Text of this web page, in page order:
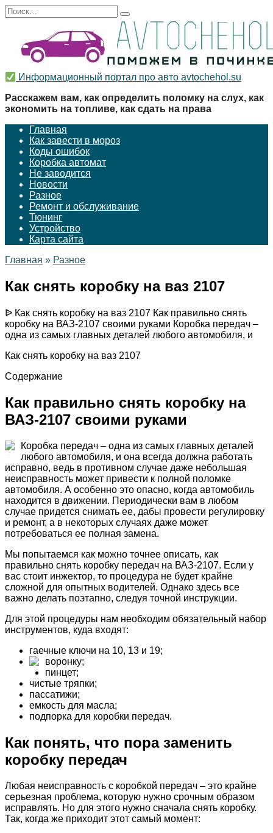
Перейти
к
содержанию
Search
for:
Информационный портал про авто avtochehol.su
Расскажем вам, как определить поломку на слух, как
экономить на топливе, как сдать на права
Главная
Как завести в мороз
Коды ошибок
Коробка автомат
Не заводится
Новости
Разное
Ремонт и обслуживание
Тюнинг
Устройство
Карта сайта
Главная » Разное
Как снять коробку на ваз 2107
ᐉ Как снять коробку на ваз 2107 Как правильно снять
коробку на ВАЗ-2107 своими руками Коробка передач –
одна из самых главных деталей любого автомобиля, и
Как снять коробку на ваз 2107
Содержание
Как правильно снять коробку на
ВАЗ-2107 своими руками
Коробка передач – одна из самых главных деталей
любого автомобиля, и она всегда должна работать
исправно, ведь в противном случае даже небольшая
неисправность может привести к полной поломке
автомобиля. А особенно это опасно, когда автомобиль
находится в движении. Периодически вам в любом
случае придется снимать ее, дабы провести регулировку
и ремонт, а в некоторых случаях даже может
потребоваться ее полная замена.
Мы попытаемся как можно точнее описать, как
правильно снять коробку передач на ВАЗ-2107. Если у
вас стоит инжектор, то процедура не будет крайне
сложной для опытных водителей. Однако здесь все
важно делать поэтапно, следуя точной инструкции.
Для этой процедуры нам необходим обязательный набор
инструментов, куда входят:
гаечные ключи на 10, 13 и 19;
воронку;
пинцет;
чистые тряпки;
пассатижи;
емкость для масла;
подпорка для коробки передач.
Как понять, что пора заменить
коробку передач
Любая неисправность с коробкой передач – это крайне
серьезная проблема, которую нужно срочным образом
исправлять. Но для этого нужно сначала снять коробку.
Так, когда же приходит этот самый момент: